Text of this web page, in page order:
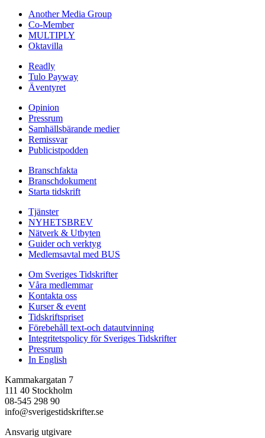
Another Media Group
Co-Member
MULTIPLY
Oktavilla
Readly
Tulo Payway
Äventyret
Opinion
Pressrum
Samhällsbärande medier
Remissvar
Publicistpodden
Branschfakta
Branschdokument
Starta tidskrift
Tjänster
NYHETSBREV
Nätverk & Utbyten
Guider och verktyg
Medlemsavtal med BUS
Om Sveriges Tidskrifter
Våra medlemmar
Kontakta oss
Kurser & event
Tidskriftspriset
Förebehåll text-och datautvinning
Integritetspolicy för Sveriges Tidskrifter
Pressrum
In English
Kammakargatan 7
111 40 Stockholm
08-545 298 90
info@sverigestidskrifter.se
Ansvarig utgivare